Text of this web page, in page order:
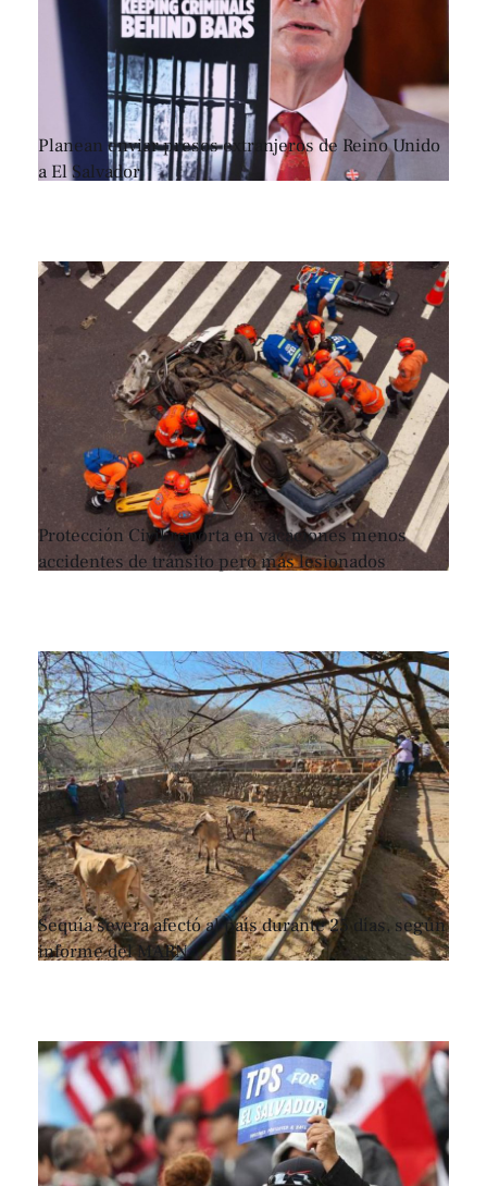
Planean enviar presos extranjeros de Reino Unido
a El Salvador
Protección Civil reporta en vacaciones menos
accidentes de tránsito pero más lesionados
Sequía severa afectó al país durante 25 días, según
informe del MARN